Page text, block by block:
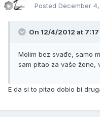
Posted December 4,
On 12/4/2012 at
Molim bez svađe, samo
sam pitao za vaše žene,
E da si to pitao dobio bi